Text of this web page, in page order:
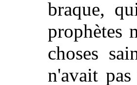
braque,
prophètes
choses
n'avait